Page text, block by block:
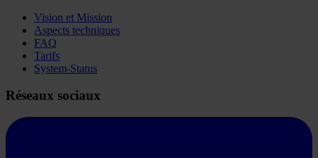
Vision et Mission
Aspects techniques
FAQ
Tarifs
System-Status
Réseaux sociaux